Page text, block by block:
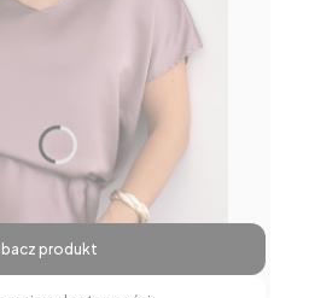
produkt